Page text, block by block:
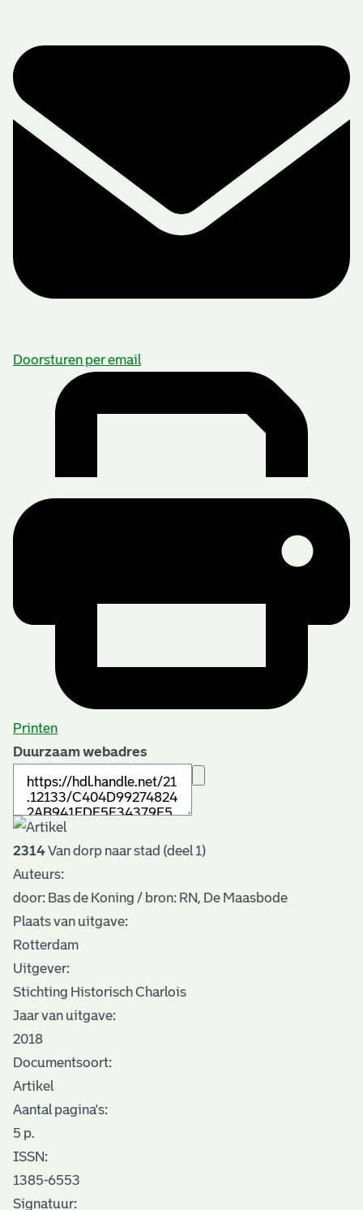
Doorsturen per email
Printen
Duurzaam webadres
2314Van dorp naar stad (deel 1)
Auteurs:
door: Bas de Koning / bron: RN, De Maasbode
Plaats van uitgave:
Rotterdam
Uitgever:
Stichting Historisch Charlois
Jaar van uitgave:
2018
Documentsoort:
Artikel
Aantal pagina's:
5 p.
ISSN:
1385-6553
Signatuur: